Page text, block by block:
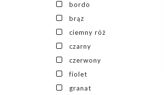
bordo
brąz
ciemny róż
czarny
czerwony
fiolet
granat